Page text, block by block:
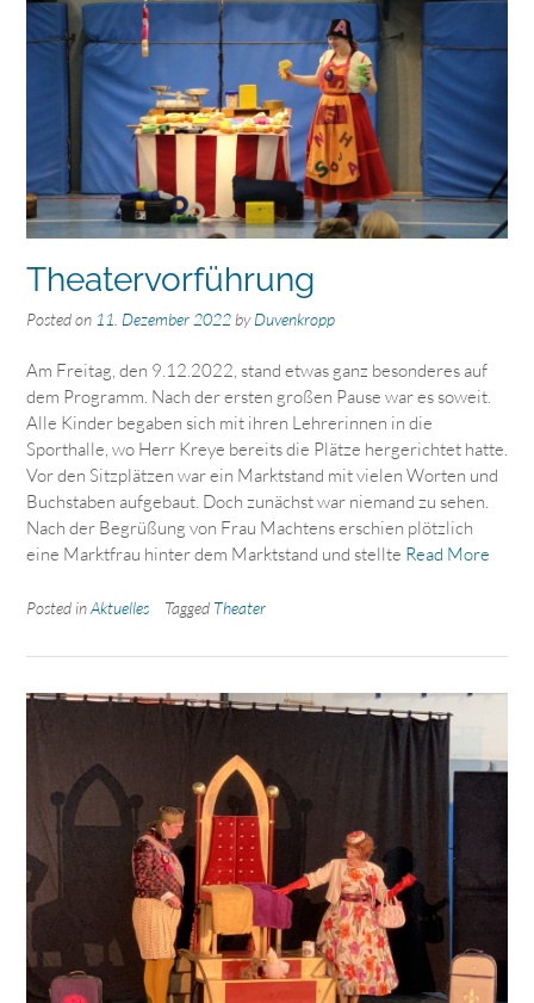
Theatervorführung
Posted on 11. Dezember 2022 byDuvenkropp
Am Freitag, den 9.12.2022, stand etwas ganz besonderes auf
dem Programm. Nach der ersten großen Pause war es soweit.
Alle Kinder begaben sich mit ihren Lehrerinnen in die
Sporthalle, wo Herr Kreye bereits die Plätze hergerichtet hatte.
Vor den Sitzplätzen war ein Marktstand mit vielen Worten und
Buchstaben aufgebaut. Doch zunächst war niemand zu sehen.
Nach der Begrüßung von Frau Machtens erschien plötzlich
eine Marktfrau hinter dem Marktstand und stellte Read More
Posted inAktuelles Tagged Theater